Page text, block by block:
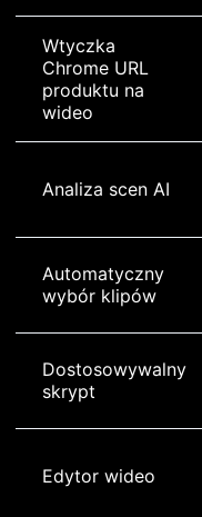
Wtyczka
Chrome URL
produktu na
wideo
Analiza scen AI
Automatyczny
wybór klipów
Dostosowywalny
skrypt
Edytor wideo